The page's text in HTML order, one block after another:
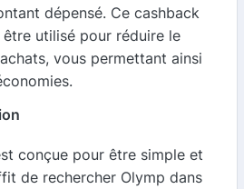
dépensé. Ce cashback
utilisé pour réduire le
vous permettant ainsi
conçue pour être simple et
de rechercher Olymp dans